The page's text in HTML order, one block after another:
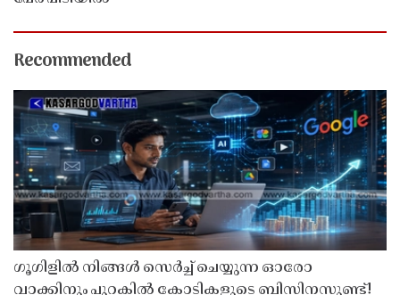
Recommended
ഗൂഗിളിൽ നിങ്ങൾ സെർച്ച് ചെയ്യുന്ന ഓരോ